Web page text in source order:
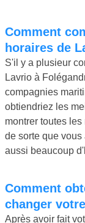
Comment comparer les ferries, les prix et les
horaires de
S'il y a plusieur
Lavrio à
compagnies
obtiendriez les
montrer toutes
de sorte que
aussi beaucoup
Comment obtenir un billet et comment
changer
Après avoir fait